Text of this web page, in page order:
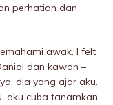
perhatian dan
awak. I felt
dan kawan –
dia yang ajar aku.
aku cuba tanamkan